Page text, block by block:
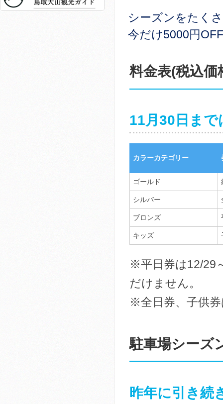
シーズンをたく
今だけ5000円
料金表(税込価
11月30日まで
カラーカテゴリー
ゴールド
シルバー
ブロンズ
キッズ
※平日券は12/29
だけません。
※全日券、子供
駐車場シーズ
昨年に引き続